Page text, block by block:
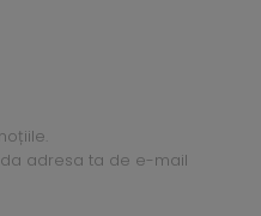
adresa ta de e-mail